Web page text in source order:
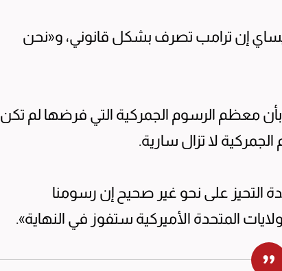
إن ترامب تصرف بشكل قانوني، و«نحن
معظم الرسوم الجمركية التي فرضها لم تكن
لا تزال سارية.
التحيز على نحو غير صحيح إن رسومنا
المتحدة الأميركية ستفوز في النهاية».